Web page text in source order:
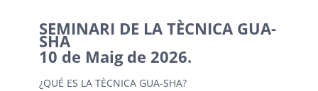
SEMINARI DE LA TÈCNICA GUA-
SHA
10 de Maig de 2026.
¿QUÉ ES LA TÈCNICA GUA-SHA?